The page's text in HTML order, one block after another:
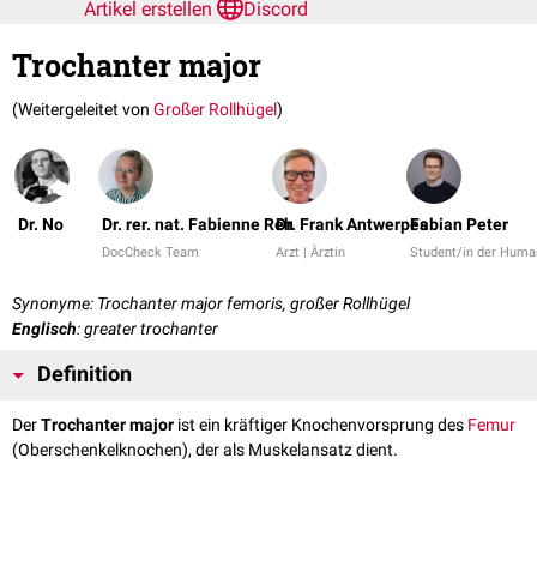
Artikel erstellen
Discord
Trochanter major
(Weitergeleitet von Großer Rollhügel)
Dr. No Dr. rer. nat. Fabienne Reh
DocCheck Team
Dr. Frank Antwerpes
Arzt | Ärztin
Fabian Peter
Student/in der
Synonyme: Trochanter major femoris, großer Rollhügel
Englisch: greater trochanter
Definition
DerTrochanter major ist ein kräftiger Knochenvorsprung des Femur
(Oberschenkelknochen), der als Muskelansatz dient.